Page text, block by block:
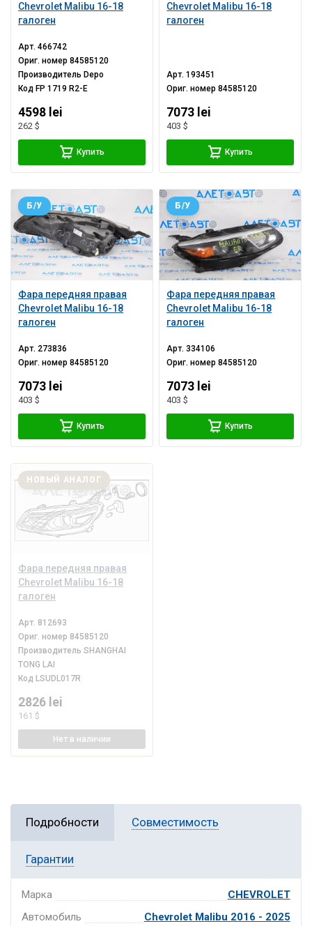
Chevrolet Malibu 16-18
галоген
Арт.466742
Ориг. номер84585120
Производитель Depo
Код FP 1719 R2-E
4598 lei
262 $
Купить
Chevrolet Malibu 16-18
галоген
Арт.193451
Ориг. номер84585120
7073 lei
403 $
Купить
Фара передняя правая
Chevrolet Malibu 16-18
галоген
Б/У
Арт. 273836
Ориг. номер84585120
7073 lei
403 $
Купить
Фара передняя правая
Chevrolet Malibu 16-18
галоген
Б/У
Арт.334106
Ориг. номер84585120
7073 lei
403 $
Купить
Фара передняя правая
Chevrolet Malibu 16-18
галоген
НОВЫЙ АНАЛОГ
Арт. 812693
Ориг. номер 84585120
ПроизводительSHANGHAI
TONG LAI
Код LSUDL017R
2826 lei
161 $
Нет в наличии
Подробности Совместимость
Гарантии
Марка
CHEVROLET
Автомобиль
Chevrolet Malibu 2016 - 2025